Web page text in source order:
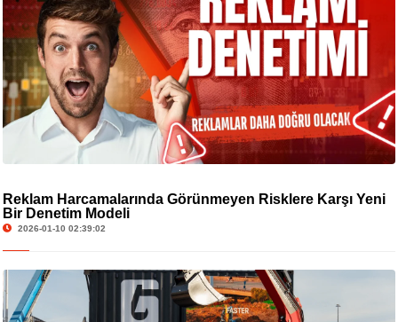
Reklam Harcamalarında Görünmeyen Risklere Karşı Yeni
Bir Denetim Modeli
2026-01-10 02:39:02